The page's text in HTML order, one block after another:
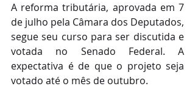
A reforma tributária, aprovada em 7
de julho pela Câmara dos Deputados,
segue seu curso para ser discutida e
votada no Senado Federal. A
expectativa é de que o projeto seja
votado até o mês de outubro.